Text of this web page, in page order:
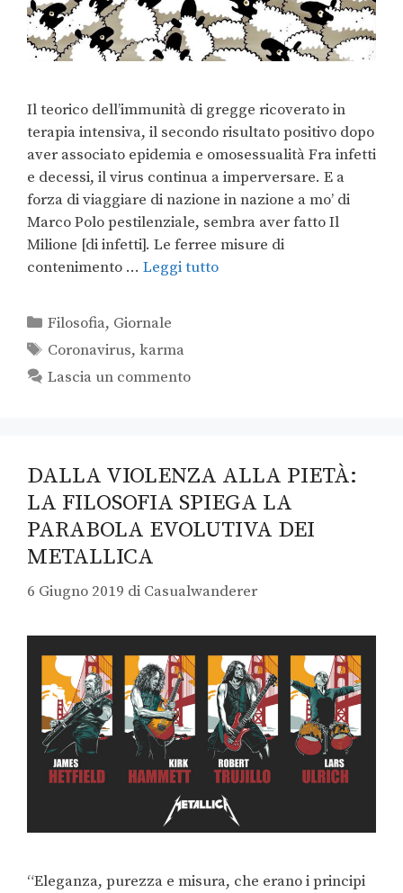
Il teorico dell’immunità di gregge ricoverato in
terapia intensiva, il secondo risultato positivo dopo
aver associato epidemia e omosessualità Fra infetti
e decessi, il virus continua a imperversare. E a
forza di viaggiare di nazione in nazione a mo’ di
Marco Polo pestilenziale, sembra aver fatto Il
Milione [di infetti]. Le ferree misure di
contenimento … Leggi tutto
Filosofia, Giornale
Coronavirus,karma
Lascia un commento
DALLA VIOLENZA ALLA PIETÀ:
LA FILOSOFIA SPIEGA LA
PARABOLA EVOLUTIVA DEI
METALLICA
6 Giugno 2019 di Casualwanderer
“Eleganza, purezza e misura, che erano i principi